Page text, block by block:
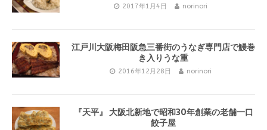
2017年1月4日 norinori
江戸川大阪梅田阪急三番街のうなぎ専門店で鰻巻
き入りうな重
2016年12月28日 norinori
『天平』 大阪北新地で昭和30年創業の老舗一口
餃子屋